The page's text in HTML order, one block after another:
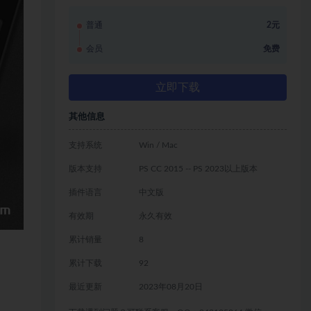
普通 2元
会员 免费
立即下载
其他信息
支持系统 Win / Mac
版本支持 PS CC 2015 -- PS 2023以上版本
插件语言 中文版
有效期 永久有效
累计销量 8
累计下载 92
最近更新 2023年08月20日